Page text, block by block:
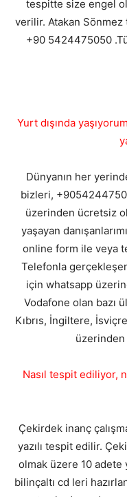
tespitte size engel
verilir. Atakan Sönmez
+90 5424475050
Yurt dışında
Dünyanın her
bizleri,
üzerinden ücretsiz
yaşayan
online form ile veya
Telefonla
için whatsapp
Vodafone olan bazı
Kıbrıs, İngiltere,
üzerinden
Nasıl tespit ediliyor,
Çekirdek inanç
yazılı tespit edilir.
olmak üzere 10 adete
bilinçaltı cd leri